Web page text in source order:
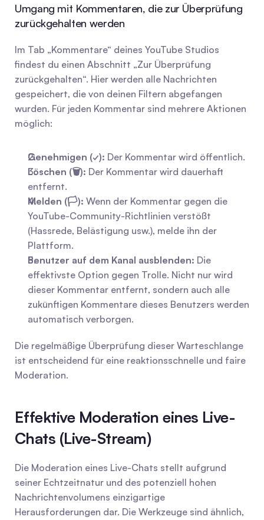
Umgang mit Kommentaren, die zur Überprüfung
zurückgehalten werden
Im Tab „Kommentare“ deines YouTube Studios
findest du einen Abschnitt „Zur Überprüfung
zurückgehalten“. Hier werden alle Nachrichten
gespeichert, die von deinen Filtern abgefangen
wurden. Für jeden Kommentar sind mehrere Aktionen
möglich:
Genehmigen (✓): Der Kommentar wird öffentlich.
Löschen (🗑️): Der Kommentar wird dauerhaft
entfernt.
Melden (🏳️): Wenn der Kommentar gegen die
YouTube-Community-Richtlinien verstößt
(Hassrede, Belästigung usw.), melde ihn der
Plattform.
Benutzer auf dem Kanal ausblenden: Die
effektivste Option gegen Trolle. Nicht nur wird
dieser Kommentar entfernt, sondern auch alle
zukünftigen Kommentare dieses Benutzers werden
automatisch verborgen.
Die regelmäßige Überprüfung dieser Warteschlange
ist entscheidend für eine reaktionsschnelle und faire
Moderation.
Effektive Moderation eines Live-
Chats (Live-Stream)
Die Moderation eines Live-Chats stellt aufgrund
seiner Echtzeitnatur und des potenziell hohen
Nachrichtenvolumens einzigartige
Herausforderungen dar. Die Werkzeuge sind ähnlich,